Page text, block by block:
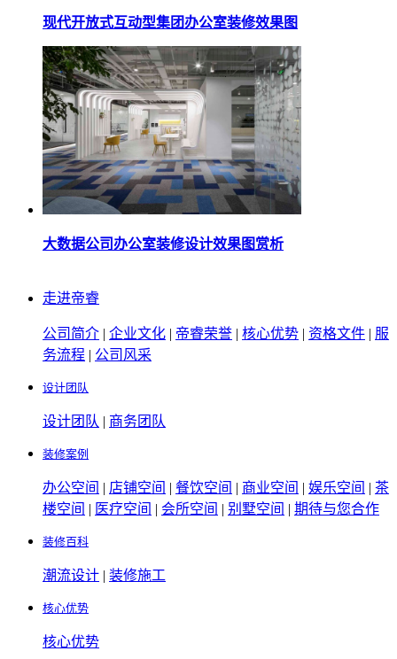
现代开放式互动型集团办公室装修效果图
大数据公司办公室装修设计效果图赏析
走进帝睿
公司简介 | 企业文化 | 帝睿荣誉 | 核心优势 | 资格文件 | 服
务流程 | 公司风采
设计团队
设计团队 | 商务团队
装修案例
办公空间 | 店铺空间 | 餐饮空间 | 商业空间 | 娱乐空间 | 茶
楼空间 | 医疗空间 | 会所空间 | 别墅空间 | 期待与您合作
装修百科
潮流设计 | 装修施工
核心优势
核心优势